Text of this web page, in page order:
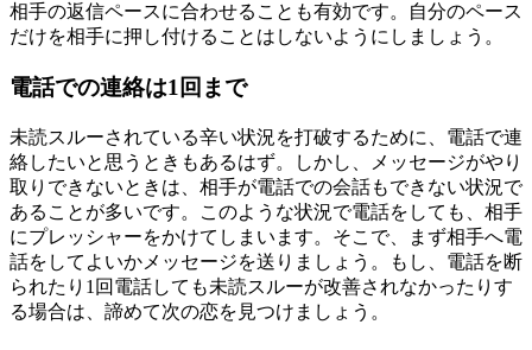
相手の返信ペースに合わせることも有効です。自分のペース
だけを相手に押し付けることはしないようにしましょう。
電話での連絡は1回まで
未読スルーされている辛い状況を打破するために、電話で連
絡したいと思うときもあるはず。しかし、メッセージがやり
取りできないときは、相手が電話での会話もできない状況で
あることが多いです。このような状況で電話をしても、相手
にプレッシャーをかけてしまいます。そこで、まず相手へ電
話をしてよいかメッセージを送りましょう。もし、電話を断
られたり1回電話しても未読スルーが改善されなかったりす
る場合は、諦めて次の恋を見つけましょう。